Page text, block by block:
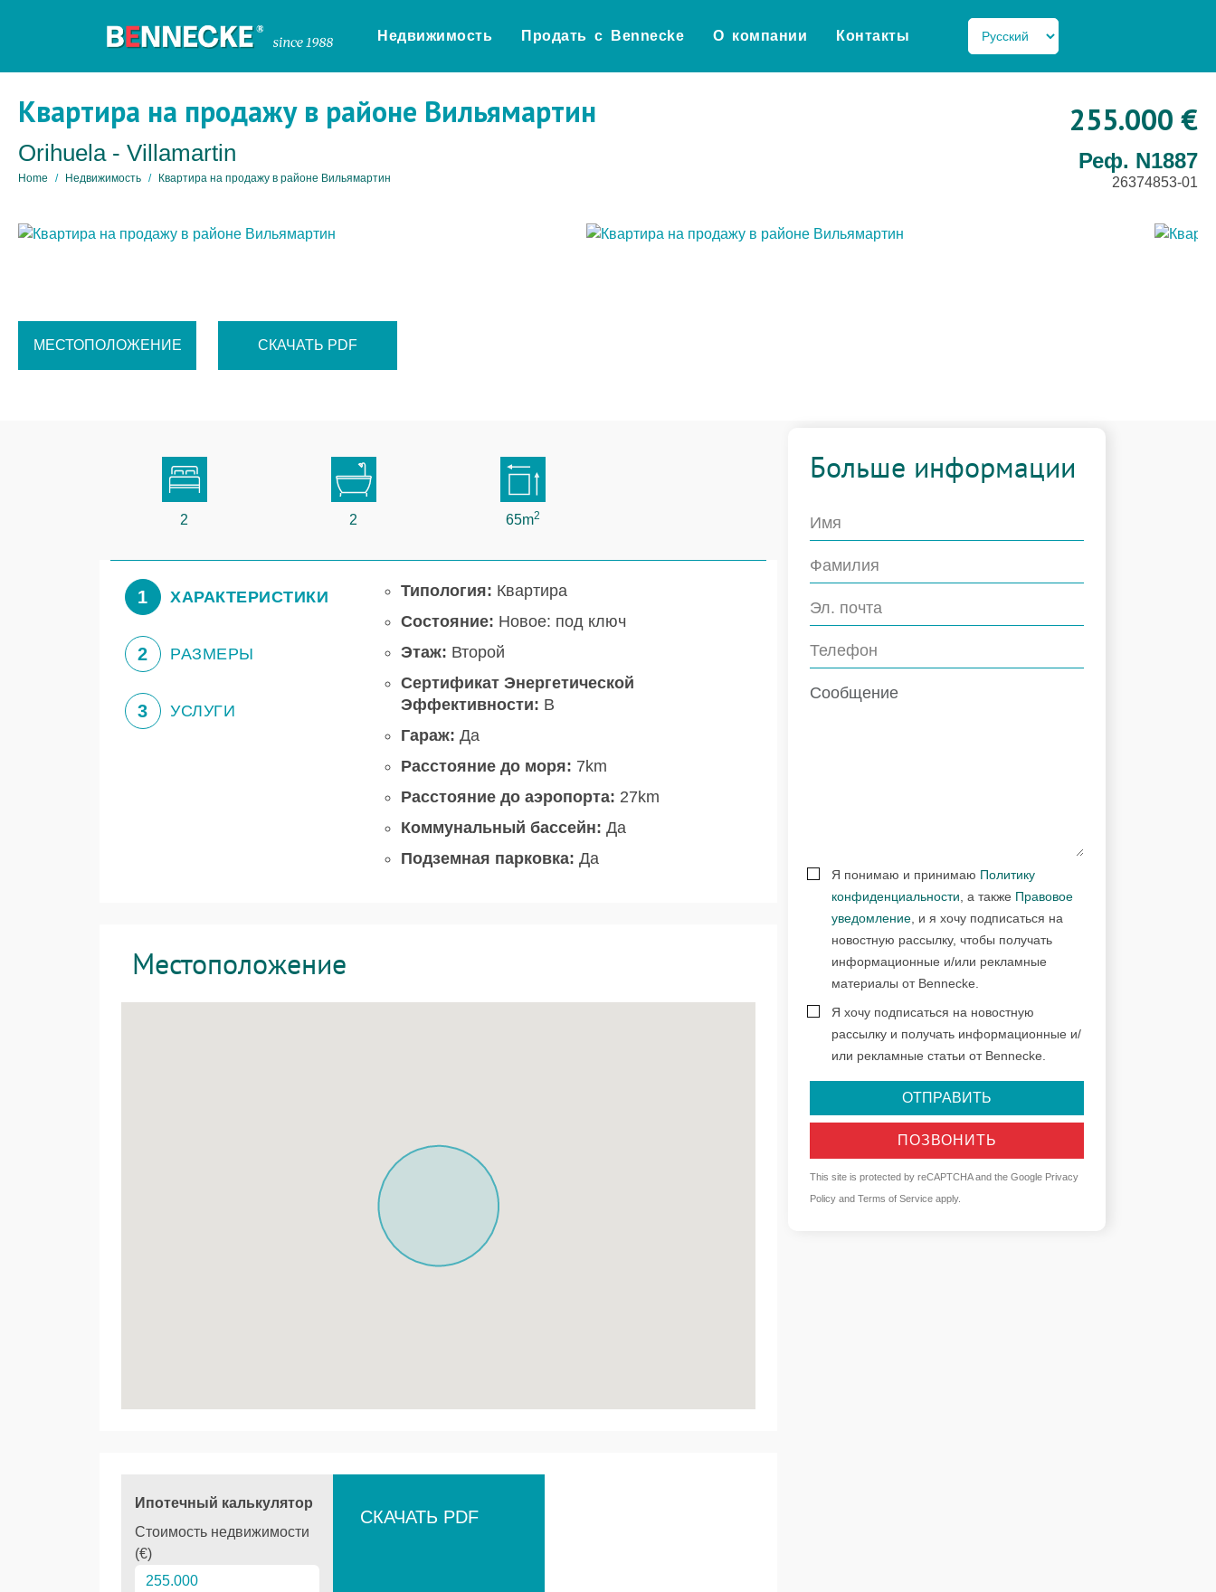
Недвижимость Продать с Bennecke О компании Контакты
Квартира на продажу в районе Вильямартин
Orihuela - Villamartin
Home Недвижимость Квартира на продажу в районе Вильямартин
255.000 €
Реф. N1887
26374853-01
МЕСТОПОЛОЖЕНИЕ СКАЧАТЬ PDF
2 2 65m2
1 ХАРАКТЕРИСТИКИ
2 РАЗМЕРЫ
3 УСЛУГИ
Типология: Квартира
Состояние: Новое: под ключ
Этаж: Второй
Сертификат Энергетической
Эффективности: B
Гараж: Да
Расстояние до моря: 7km
Расстояние до аэропорта: 27km
Коммунальный бассейн: Да
Подземная парковка: Да
Местоположение
Ипотечный калькулятор
Стоимость недвижимости
(€)
СКАЧАТЬ PDF
Больше информации
Я понимаю и принимаю Политику
конфиденциальности , а также Правовое
уведомление , и я хочу подписаться на
новостную рассылку, чтобы получать
информационные и/или рекламные
материалы от Bennecke.
Я хочу подписаться на новостную
рассылку и получать информационные и/
или рекламные статьи от Bennecke.
ОТПРАВИТЬ
ПОЗВОНИТЬ
This site is protected by reCAPTCHA and the Google Privacy
Policy andTerms of Service apply.